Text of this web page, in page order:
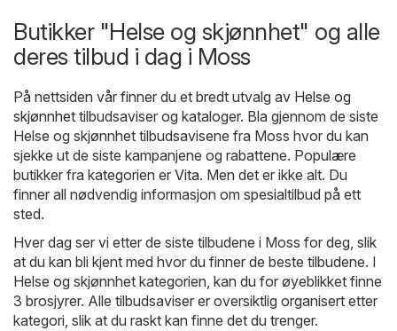
Butikker "Helse og skjønnhet" og alle
deres tilbud i dag i Moss
På nettsiden vår finner du et bredt utvalg av Helse og
skjønnhet tilbudsaviser og kataloger. Bla gjennom de siste
Helse og skjønnhet tilbudsavisene fra Moss hvor du kan
sjekke ut de siste kampanjene og rabattene. Populære
butikker fra kategorien er Vita. Men det er ikke alt. Du
finner all nødvendig informasjon om spesialtilbud på ett
sted.
Hver dag ser vi etter de siste tilbudene i Moss for deg, slik
at du kan bli kjent med hvor du finner de beste tilbudene. I
Helse og skjønnhet kategorien, kan du for øyeblikket finne
3 brosjyrer. Alle tilbudsaviser er oversiktlig organisert etter
kategori, slik at du raskt kan finne det du trenger.